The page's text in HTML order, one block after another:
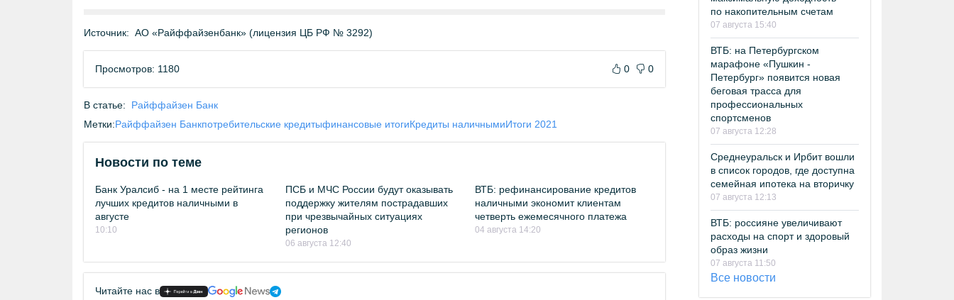
Источник: АО «Райффайзенбанк» (лицензия ЦБ РФ № 3292)
Просмотров: 1180 0 0
В статье:
Райффайзен Банк
Метки:Райффайзен Банкпотребительские кредитыфинансовые итогиКредиты наличнымиИтоги 2021
Новости по теме
Банк Уралсиб - на 1 месте рейтинга
лучших кредитов наличными в
августе
10:10
ПСБ и МЧС России будут оказывать
поддержку жителям пострадавших
при чрезвычайных ситуациях
регионов
06 августа 12:40
ВТБ: рефинансирование кредитов
наличными экономит клиентам
четверть ежемесячного платежа
04 августа 14:20
Читайте нас в
по накопительным счетам
07 августа 15:40
ВТБ: на Петербургском
марафоне «Пушкин -
Петербург» появится новая
беговая трасса для
профессиональных
спортсменов
07 августа 12:28
Среднеуральск и Ирбит вошли
в список городов, где доступна
семейная ипотека на вторичку
07 августа 12:13
ВТБ: россияне увеличивают
расходы на спорт и здоровый
образ жизни
07 августа 11:50
Все новости